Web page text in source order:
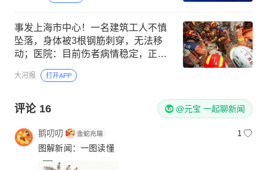
事发上海市中心！一名建筑工人不慎
坠落，身体被3根钢筋刺穿，无法移
动；医院：目前伤者病情稳定，正在
进一步治疗中
大河报 打开APP
评论 16 @元宝 一起聊新闻
鹅叨叨
1
图解新闻：一图读懂